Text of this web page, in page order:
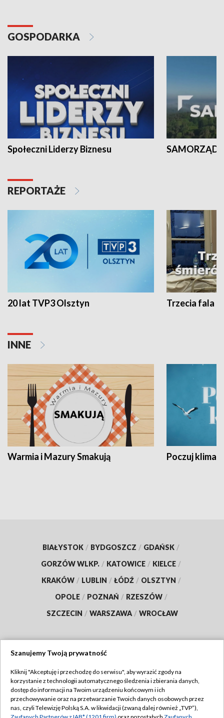
GOSPODARKA
Społeczni Liderzy Biznesu SAMORZĄD
REPORTAŻE
20 lat TVP3 Olsztyn Trzecia fala -
INNE
Warmia i Mazury Smakują Poczuj klimat
BIAŁYSTOK / BYDGOSZCZ / GDAŃSK /
GORZÓW WLKP. / KATOWICE / KIELCE /
KRAKÓW / LUBLIN / ŁÓDŹ / OLSZTYN /
OPOLE / POZNAŃ / RZESZÓW /
SZCZECIN / WARSZAWA / WROCŁAW
TVP
Abonament TVP
Emisja w TVP
Regulamin TVP
Szanujemy Twoją prywatność
Kliknij "Akceptuję i przechodzę do serwisu", aby wyrazić zgody na
korzystanie z technologii automatycznego śledzenia i zbierania danych,
dostęp do informacji na Twoim urządzeniu końcowym i ich
przechowywanie oraz na przetwarzanie Twoich danych osobowych przez
nas, czyli Telewizję Polską S.A. w likwidacji (zwaną dalej również „TVP”),